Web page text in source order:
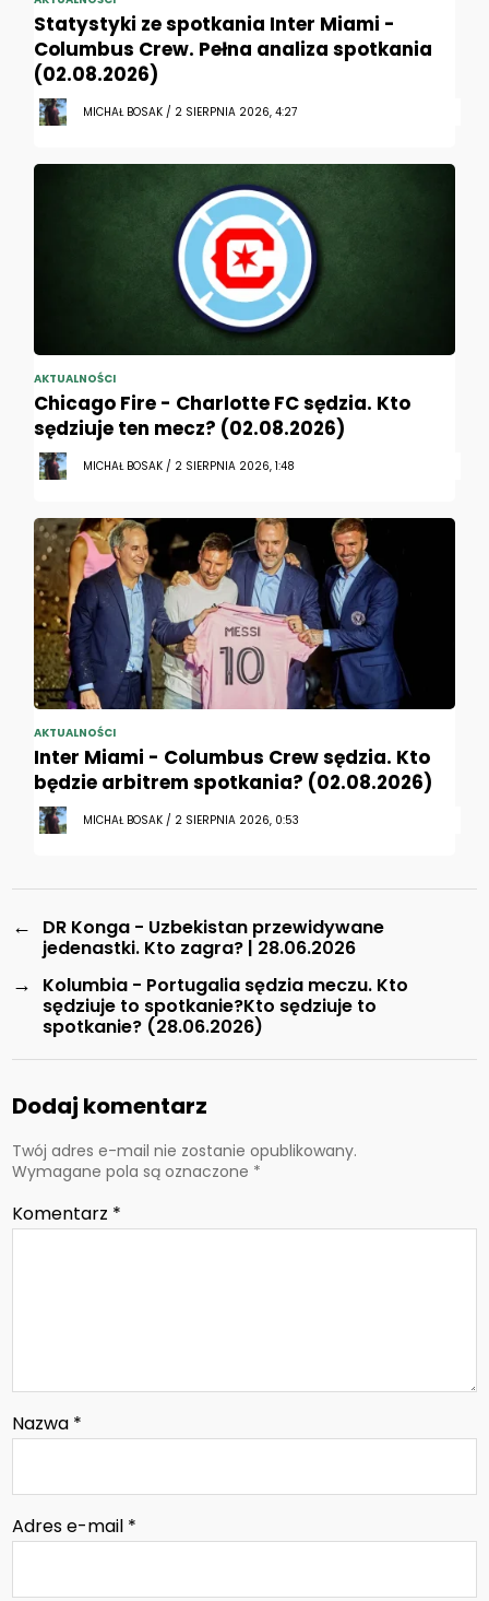
Statystyki ze spotkania Inter Miami -
Columbus Crew. Pełna analiza spotkania
(02.08.2026)
MICHAŁ BOSAK / 2 SIERPNIA 2026, 4:27
AKTUALNOŚCI
Chicago Fire - Charlotte FC sędzia. Kto
sędziuje ten mecz? (02.08.2026)
MICHAŁ BOSAK / 2 SIERPNIA 2026, 1:48
AKTUALNOŚCI
Inter Miami - Columbus Crew sędzia. Kto
będzie arbitrem spotkania? (02.08.2026)
MICHAŁ BOSAK / 2 SIERPNIA 2026, 0:53
←
DR Konga - Uzbekistan przewidywane
jedenastki. Kto zagra? | 28.06.2026
→
Kolumbia - Portugalia sędzia meczu. Kto
sędziuje to spotkanie?Kto sędziuje to
spotkanie? (28.06.2026)
Dodaj komentarz
Twój adres e-mail nie zostanie opublikowany.
Wymagane pola są oznaczone *
Komentarz *
Nazwa *
Adres e-mail *